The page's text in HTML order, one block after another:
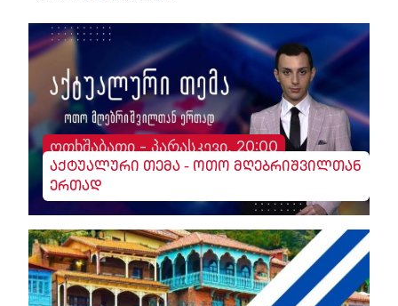
ოთხშაბათი - პარასკევი, 20:00
აქტუალური თემა - ოთო მღებრიშვილთან
ერთად